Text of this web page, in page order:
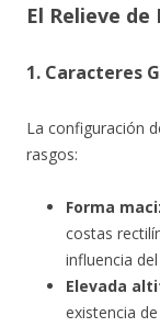
El Relieve de
1. Caracteres
La configuración
rasgos:
Forma
costas
influencia
Elevada
existencia